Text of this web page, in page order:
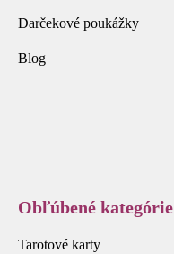
Darčekové poukážky
Blog
Obľúbené kategórie
Tarotové karty